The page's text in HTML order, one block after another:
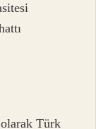
olarak Türk